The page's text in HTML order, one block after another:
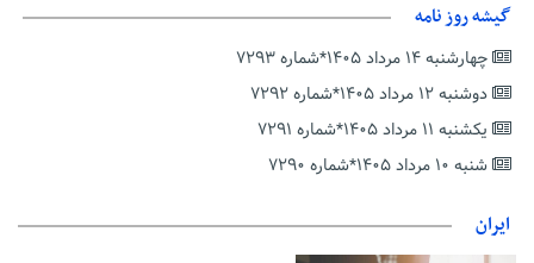
دفتر رهبر انقلاب: مطالب خارج از مراجع رسمی فاقد سندیت است
بقائی: فضای مذاکرات فنی و سیاسی ایران و عمان درباره تنگه هرمز،
مثبت است
رئیس سازمان جهاد کشاورزی استان: کشاورزان گیلان نسبت به
دریافت یارانه کود اقدام کنند
گیشه روز نامه
چهارشنبه ۱۴ مرداد ۱۴۰۵*شماره ۷۲۹۳
دوشنبه ۱۲ مرداد ۱۴۰۵*شماره ۷۲۹۲
یکشنبه ۱۱ مرداد ۱۴۰۵*شماره ۷۲۹۱
شنبه ۱۰ مرداد ۱۴۰۵*شماره ۷۲۹۰
ایران